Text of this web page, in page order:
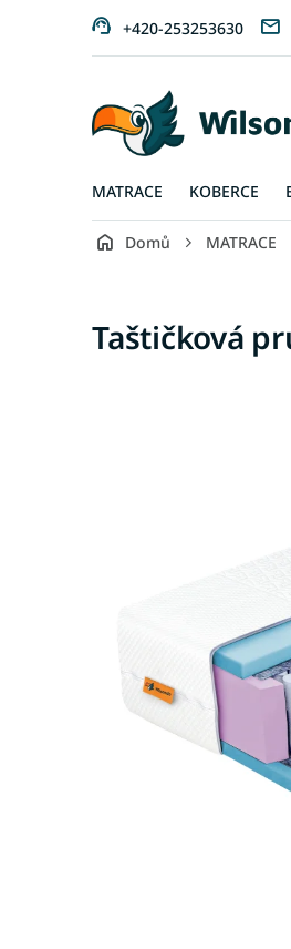
+420-253253630
MATRACE KOBERCE
Domů MATRACE
Taštičková